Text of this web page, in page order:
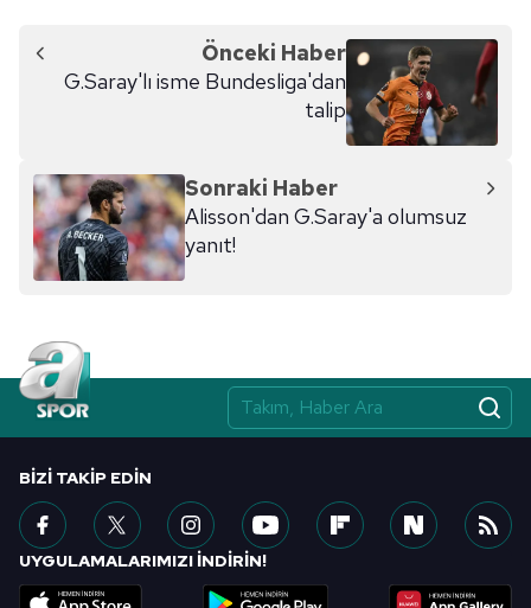
Önceki Haber
G.Saray'lı isme Bundesliga'dan
talip
Sonraki Haber
Alisson'dan G.Saray'a olumsuz
yanıt!
BIZI TAKIP EDIN
UYGULAMALARIMIZI İNDİRİN!